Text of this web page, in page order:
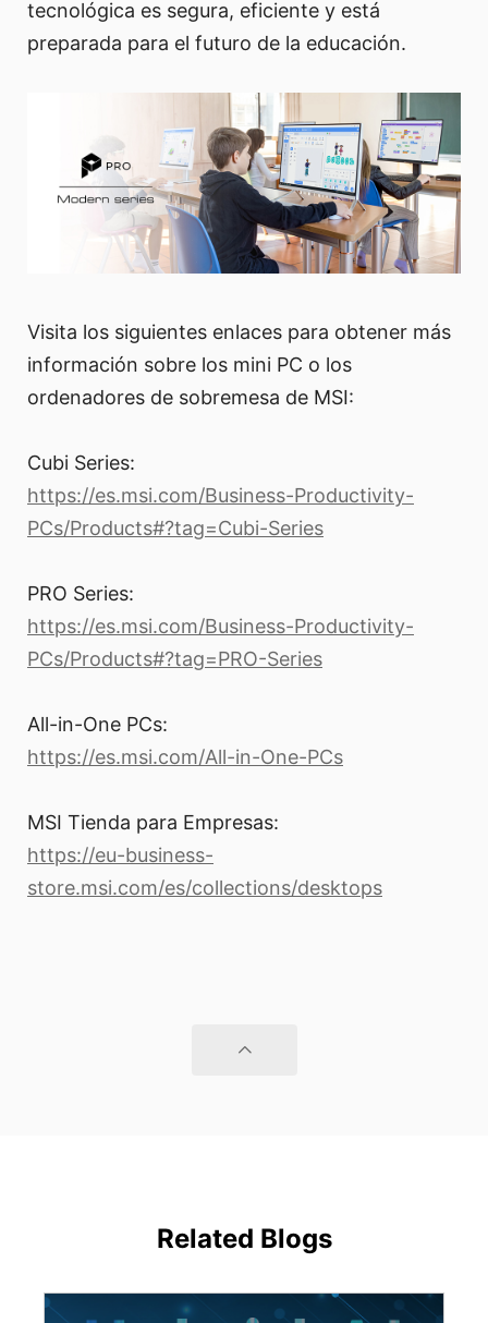
tecnológica es segura, eficiente y está
preparada para el futuro de la educación.
Visita los siguientes enlaces para obtener más
información sobre los mini PC o los
ordenadores de sobremesa de MSI:
Cubi Series:
https://es.msi.com/Business-Productivity-
PCs/Products#?tag=Cubi-Series
PRO Series:
https://es.msi.com/Business-Productivity-
PCs/Products#?tag=PRO-Series
All-in-One PCs:
https://es.msi.com/All-in-One-PCs
MSI Tienda para Empresas:
https://eu-business-
store.msi.com/es/collections/desktops
Related Blogs